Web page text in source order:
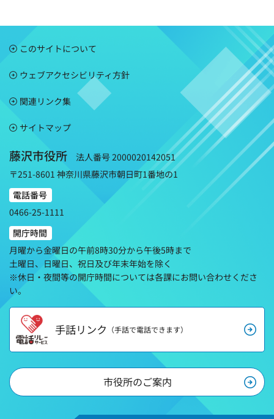
このサイトについて
ウェブアクセシビリティ方針
関連リンク集
サイトマップ
藤沢市役所
法人番号 2000020142051
〒251-8601 神奈川県藤沢市朝日町1番地の1
電話番号
0466-25-1111
開庁時間
月曜から金曜日の午前8時30分から午後5時まで
土曜日、日曜日、祝日及び年末年始を除く
※休日・夜間等の開庁時間については各課にお問い合わせくださ
い。
手話リンク （手話で電話できます）
市役所のご案内